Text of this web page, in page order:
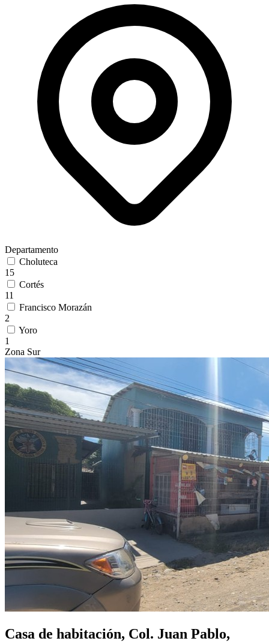
Departamento
Choluteca
15
Cortés
11
Francisco Morazán
2
Yoro
1
Zona Sur
Casa de habitación, Col. Juan Pablo,